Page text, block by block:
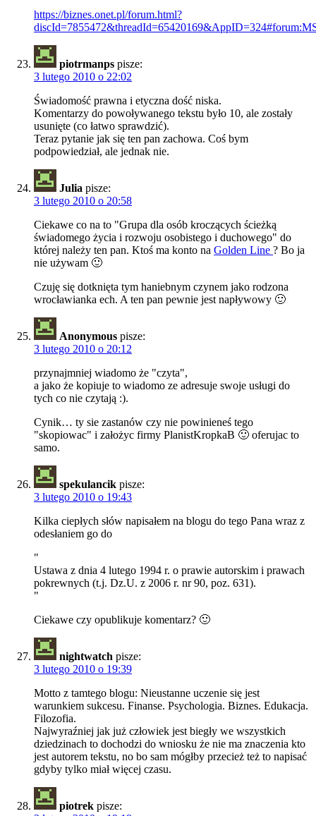
https://biznes.onet.pl/forum.html?
piotrmanps pisze:
3 lutego 2010 o 22:02
Świadomość prawna i etyczna dość niska.
Komentarzy do powoływanego tekstu było 10, ale zostały
usunięte (co łatwo sprawdzić).
Teraz pytanie jak się ten pan zachowa. Coś bym
podpowiedział, ale jednak nie.
Julia pisze:
3 lutego 2010 o 20:58
Ciekawe co na to "Grupa dla osób kroczących ścieżką
świadomego życia i rozwoju osobistego i duchowego" do
której należy ten pan. Ktoś ma konto na Golden Line ? Bo ja
nie używam 🙂
Czuję się dotknięta tym haniebnym czynem jako rodzona
wrocławianka ech. A ten pan pewnie jest napływowy 🙂
Anonymous pisze:
3 lutego 2010 o 20:12
przynajmniej wiadomo że "czyta",
a jako że kopiuje to wiadomo ze adresuje swoje usługi do
tych co nie czytają :).
Cynik… ty sie zastanów czy nie powinieneś tego
"skopiowac" i założyc firmy PlanistKropkaB 🙂 oferujac to
samo.
spekulancik pisze:
3 lutego 2010 o 19:43
Kilka ciepłych słów napisałem na blogu do tego Pana wraz z
odesłaniem go do
"
Ustawa z dnia 4 lutego 1994 r. o prawie autorskim i prawach
pokrewnych (t.j. Dz.U. z 2006 r. nr 90, poz. 631).
"
Ciekawe czy opublikuje komentarz? 🙂
nightwatch pisze:
3 lutego 2010 o 19:39
Motto z tamtego blogu: Nieustanne uczenie się jest
warunkiem sukcesu. Finanse. Psychologia. Biznes. Edukacja.
Filozofia.
Najwyraźniej jak już człowiek jest biegły we wszystkich
dziedzinach to dochodzi do wniosku że nie ma znaczenia kto
jest autorem tekstu, no bo sam mógłby przecież też to napisać
gdyby tylko miał więcej czasu.
piotrek pisze: